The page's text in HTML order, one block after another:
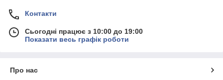
Контакти
Сьогодні працює з 10:00 до 19:00
Показати весь графік роботи
Про нас